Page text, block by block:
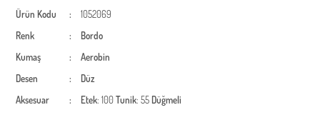
Ürün Kodu :
1052069
Renk
:
Bordo
Kumaş
:
Aerobin
Desen
:
Düz
Aksesuar
: Etek: 100Tunik: 55 Düğmeli